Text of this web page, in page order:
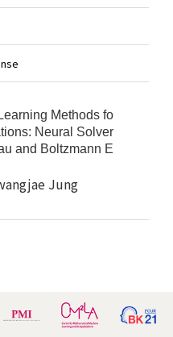
Methods fo
Neural Solver
and Boltzmann E
Jung